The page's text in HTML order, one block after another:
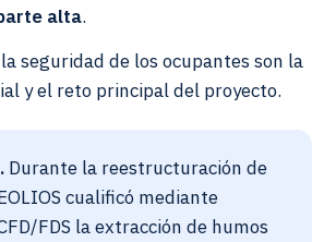
alta.
seguridad de los ocupantes son la
y el reto principal del proyecto.
Durante la reestructuración de
cualificó mediante
FDS la extracción de humos